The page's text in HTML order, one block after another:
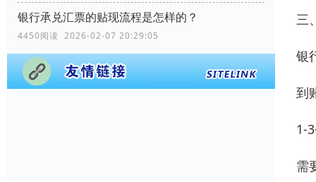
银行承兑汇票的贴现流程是怎样的？
4450阅读 2026-02-07 20:29:05
三
银
到
1-
需